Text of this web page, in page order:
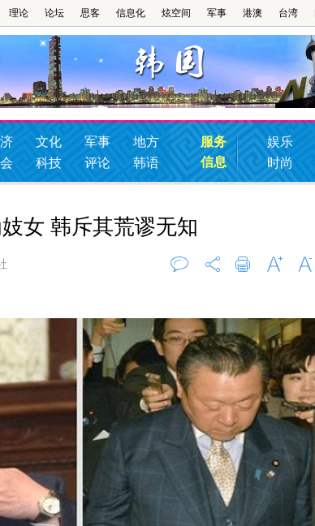
理论 论坛 思客 信息化 炫空间 军事 港澳 台湾
文化 军事
地方
科技 评论 韩语
服务
信息
娱乐
时尚
女 韩斥其荒谬无知